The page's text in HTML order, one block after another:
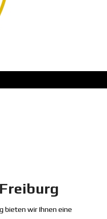
bieten wir Ihnen eine